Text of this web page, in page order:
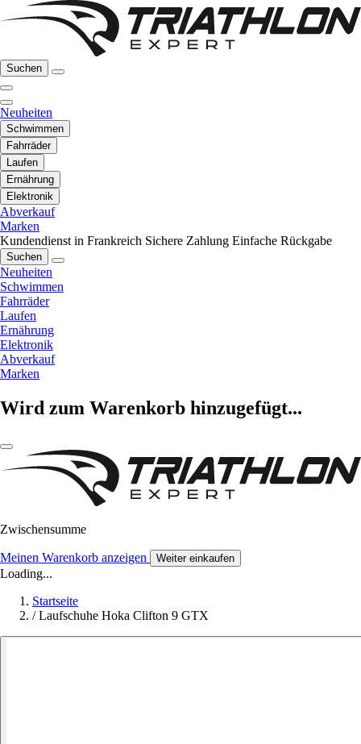
Suchen
Neuheiten
Schwimmen
Fahrräder
Laufen
Ernährung
Elektronik
Abverkauf
Marken
Kundendienst in Frankreich Sichere Zahlung Einfache Rückgabe
Suchen
Neuheiten
Schwimmen
Fahrräder
Laufen
Ernährung
Elektronik
Abverkauf
Marken
Wird zum Warenkorb hinzugefügt...
Zwischensumme
Meinen Warenkorb anzeigen Weiter einkaufen
Loading...
Startseite
/ Laufschuhe Hoka Clifton 9 GTX